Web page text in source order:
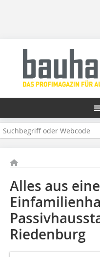
Alles aus
Riedenburg